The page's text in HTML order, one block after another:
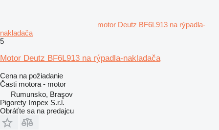
motor Deutz BF6L913 na rýpadla-
nakladača
5
Motor Deutz BF6L913 na rýpadla-nakladača
Cena na požiadanie
Časti motora - motor
Rumunsko, Braşov
Pigorety Impex S.r.l.
Obráťte sa na predajcu